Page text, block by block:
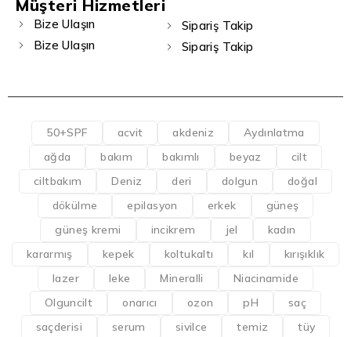
Müşteri Hizmetleri
Bize Ulaşın
Sipariş Takip
Bize Ulaşın
Sipariş Takip
50+SPF acvit akdeniz
Aydınlatma
ağda
bakım bakımlı beyaz
cilt
ciltbakım
Deniz deri dolgun
doğal
dökülme
epilasyon erkek
güneş
güneş kremi
incikrem jel
kadın
kararmış
kepek koltukaltı kıl
kırışıklık
lazer
leke Mineralli
Niacinamide
Olguncilt
onarıcı ozon pH
saç
saçderisi
serum sivilce temiz tüy